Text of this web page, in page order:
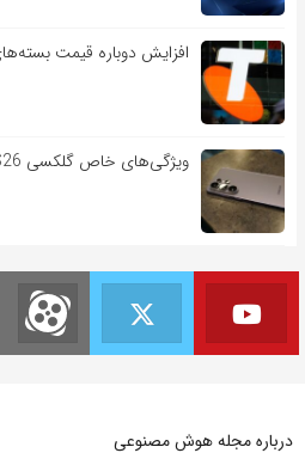
افزایش دوباره قیمت بسته‌های
ویژگی‌های خاص گلکسی S26 اولترا برای کسب‌وکارها
درباره مجله هوش مصنوعی